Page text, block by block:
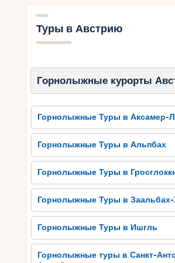
особенный, поскольку предлагает
возможностей для горнолыжных
Благодаря разветвленной системе
расписание своих горнолыжных
Кроме того, Хинтерштодер
спектр занятий по горнолыжному
каждый может учиться и
А после активных поездок на
ничего лучше, чем насладиться
отдыхом и расслаблением в
и ресторанах этого
Невероятные
Атмосфера
В Хинтерштодере можно
Туры в Австрию
Горнолыжные курорты
Горнолыжные Туры в Аксамер-
Горнолыжные Туры в Альпбах
Горнолыжные Туры в
Горнолыжные Туры в Заальбах-
Горнолыжные Туры в Ишгль
Горнолыжные туры в Санкт-